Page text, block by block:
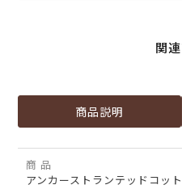
関
商品説明
商 品
アンカーストランテッドコッ